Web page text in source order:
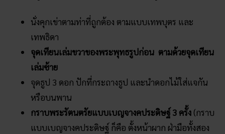
นั่งคุกเข่าตามท่าที่ถูกต้อง ตามแบบเทพบุตร และ
เทพธิดา
จุดเทียนเล่มขวาของพระพุทธรูปก่อน ตามด้วยจุดเทียน
เล่มซ้าย
จุดธูป 3 ดอก ปักที่กระถางธูป และนำดอกไม้ใส่แจกัน
หรือบนพาน
กราบพระรัตนตรัยแบบเบญจางคประดิษฐ์ 3 ครั้ง (กราบ
แบบเบญจางคประดิษฐ์ ก็คือ ตั้งหน้าผาก ฝ่ามือทั้งสอง